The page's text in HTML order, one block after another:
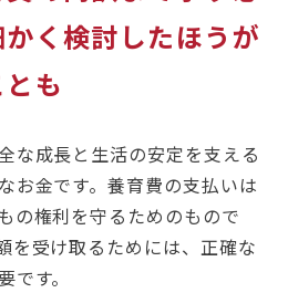
く検討したほうが
も
な成長と生活の安定を支える
お金です。養育費の支払いは
の権利を守るためのもので
を受け取るためには、正確な
です。